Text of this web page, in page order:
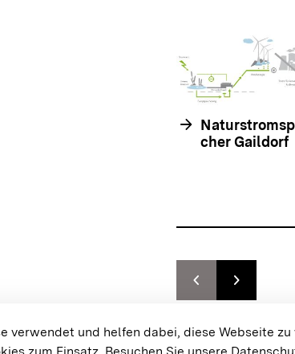
arrow_forward
cher Gaildorf
chevron_leftZur chevron_rightZur
verwendet und helfen dabei, diese Webseite zu